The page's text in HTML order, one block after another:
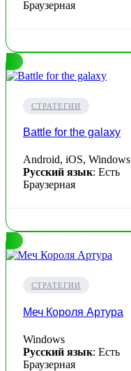
Браузерная
СТРАТЕГИИ
Battle for the galaxy
Android, iOS, Windows
Русский язык: Есть
Браузерная
СТРАТЕГИИ
Меч Короля Артура
Windows
Русский язык: Есть
Браузерная